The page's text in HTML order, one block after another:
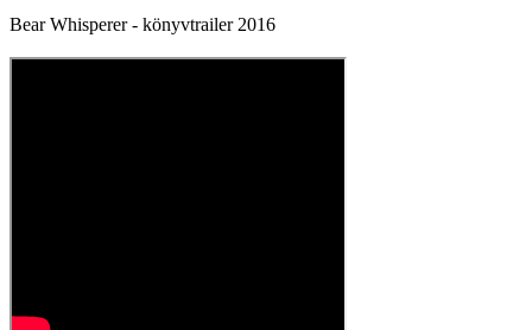
Bear Whisperer - könyvtrailer 2016